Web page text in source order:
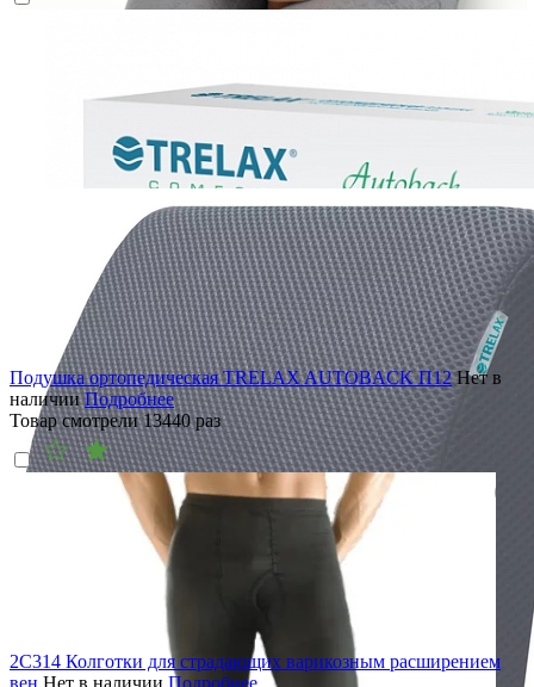
Подушка ортопедическая TRELAX AUTOBACK П12 Нет в
наличии Подробнее
Товар смотрели13440раз
2C314 Колготки для страдающих варикозным расширением
вен Нет в наличии Подробнее